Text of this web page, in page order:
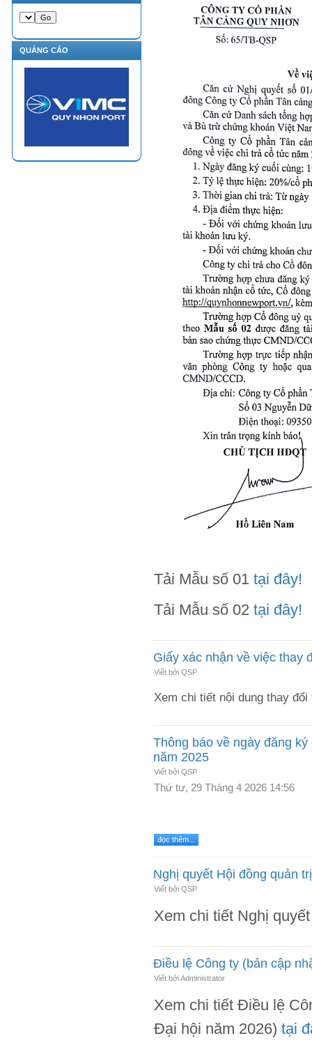
Tải Mẫu số 01 tại đây!
Tải Mẫu số 02 tại đây!
Giấy xác nhận về việc thay
Viết bởi QSP
Xem chi tiết nội dung thay đổi
Thông báo về ngày đăng
năm 2025
Viết bởi QSP
Thứ tư, 29 Tháng 4 2026 14:56
đọc thêm...
Nghị quyết Hội đồng quản
Viết bởi QSP
Xem chi tiết Nghị
Điều lệ Công ty (bản cập
Viết bởi Administrator
Xem chi tiết Điều lệ
Đại hội năm 2026) tại
QUẢNG CÁO